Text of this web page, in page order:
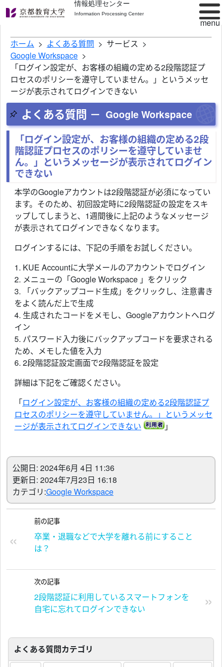
情報処理センター
Information Processing Center
よくある質問カテゴリ
ホーム よくある質問
サービス
Google Workspace
「ログイン設定が、お客様の組織の定める2段階認証プ
ロセスのポリシーを遵守していません。」というメッセ
ージが表示されてログインできない
よくある質問 － Google Workspace
「ログイン設定が、お客様の組織の定める2段
階認証プロセスのポリシーを遵守していませ
ん。」というメッセージが表示されてログイン
できない
本学のGoogleアカウントは2段階認証が必須になってい
ます。そのため、初回設定時に2段階認証の設定をスキ
ップしてしまうと、1週間後に上記のようなメッセージ
が表示されてログインできなくなります。
ログインするには、下記の手順をお試しください。
1. KUE Accountに大学メールのアカウントでログイン
2. メニューの「Google Workspace 」をクリック
3. 「バックアップコード生成」をクリックし、注意書き
をよく読んだ上で生成
4. 生成されたコードをメモし、Googleアカウントへログ
イン
5. パスワード入力後にバックアップコードを要求される
ため、メモした値を入力
6. 2段階認証設定画面で2段階認証を設定
詳細は下記をご確認ください。
「ログイン設定が、お客様の組織の定める2段階認証プ
ロセスのポリシーを遵守していません。」というメッセ
ージが表示されてログインできない
」
公開日: 2024年6月 4日 11:36
更新日: 2024年7月23日 16:18
カテゴリ:Google Workspace
前の記事
卒業・退職などで大学を離れる前にすること
は？
次の記事
2段階認証に利用しているスマートフォンを
自宅に忘れてログインできない